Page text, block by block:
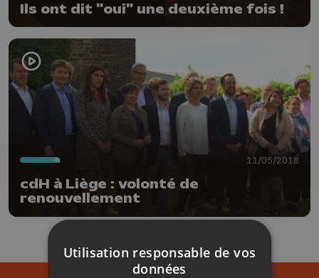
Ils ont dit "oui" une deuxième fois !
11/05/2018
cdH à Liège : volonté de
renouvellement
Utilisation responsable de vos
données